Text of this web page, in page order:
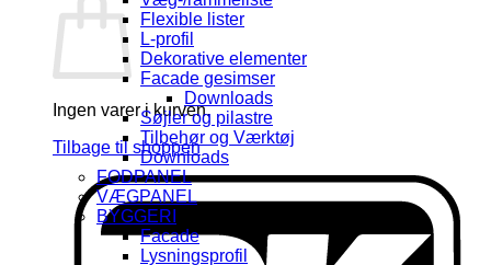
Ingen varer i kurven.
Tilbage til shoppen
Flexible lister
L-profil
Dekorative elementer
Facade gesimser
Downloads
Søjler og pilastre
Tilbehør og Værktøj
Downloads
FODPANEL
VÆGPANEL
BYGGERI
Facade
Lysningsprofil